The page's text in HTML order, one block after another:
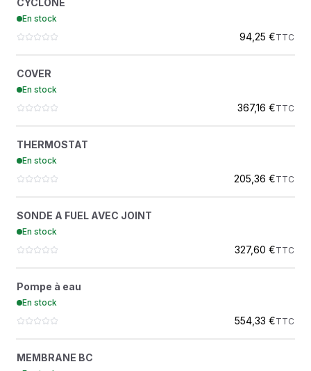
CYCLONE
En stock
94,25 €TTC
COVER
En stock
367,16 €TTC
THERMOSTAT
En stock
205,36 €TTC
4700348923
SONDE A FUEL AVEC JOINT
En stock
327,60 €TTC
Pompe à eau
En stock
554,33 €TTC
MEMBRANE BC